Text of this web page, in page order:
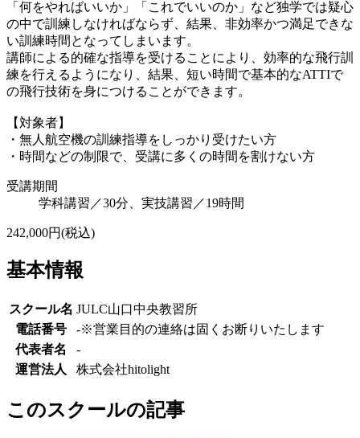
「何をやればいいか」「これでいいのか」など独学では疑心
の中で訓練しなければならず、結果、非効率かつ満足できな
い訓練時間となってしまいます。
講師による的確な指導を受けることにより、効率的な飛行訓
練を行えるようになり、結果、短い時間で基本的なATTIで
の飛行技術を身につけることができます。
【対象者】
・無人航空機の訓練指導をしっかり受けたい方
・時間などの制限で、受講に多くの時間を割けない方
受講期間
学科講習／30分、実技講習／19時間
242,000円(税込)
基本情報
スクール名 JULC山口中央教習所
電話番号
-※営業目的の連絡は固くお断りいたします
代表者名
-
運営法人
株式会社hitolight
このスクールの記事